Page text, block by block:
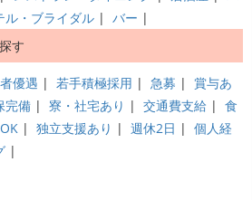
ル・ブライダル | バー |
す
優遇 | 若手積極採用 | 急募 | 賞与あ
完備 | 寮・社宅あり | 交通費支給 | 食
| 独立支援あり | 週休2日 | 個人経
|